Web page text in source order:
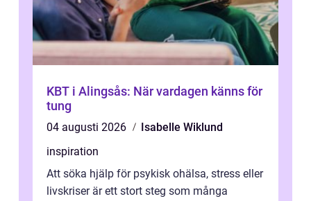
KBT i Alingsås: När vardagen känns för
tung
04 augusti 2026
Isabelle Wiklund
inspiration
Att söka hjälp för psykisk ohälsa, stress eller
livskriser är ett stort steg som många